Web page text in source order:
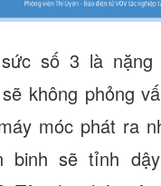
số 3 là nặng
không phỏng
móc phát ra
binh sẽ tỉnh